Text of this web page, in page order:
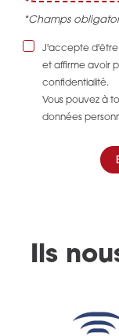
*Champs
J'accepte d'être
et affirme avoir
confidentialité.
Vous pouvez à
données
Ils